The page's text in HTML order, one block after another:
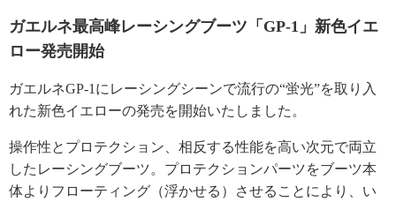
ガエルネ最高峰レーシングブーツ「GP-1」新色イエ
ロー発売開始
ガエルネGP-1にレーシングシーンで流行の“蛍光”を取り入
れた新色イエローの発売を開始いたしました。
操作性とプロテクション、相反する性能を高い次元で両立
したレーシングブーツ。プロテクションパーツをブーツ本
体よりフローティング（浮かせる）させることにより、い